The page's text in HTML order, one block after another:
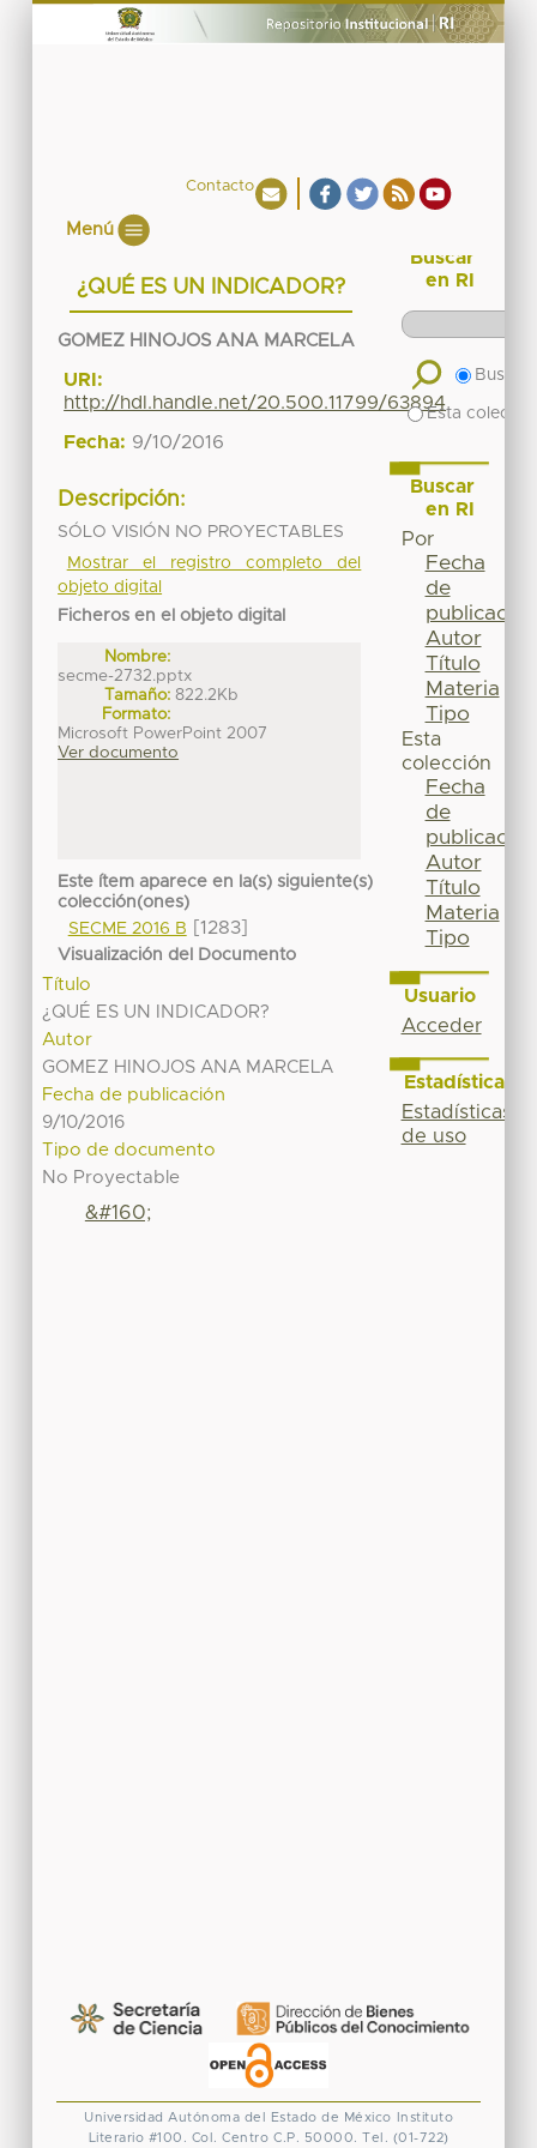
Contacto
Menú
¿QUÉ ES UN INDICADOR?
GOMEZ HINOJOS ANA MARCELA
URI:
http://hdl.handle.net/20.500.11799/63894
Fecha: 9/10/2016
Descripción:
SÓLO VISIÓN NO PROYECTABLES
Mostrar el registro completo del
objeto digital
Ficheros en el objeto digital
Nombre:
secme-2732.pptx
Tamaño: 822.2Kb
Formato:
Microsoft PowerPoint 2007
Ver documento
Este ítem aparece en la(s) siguiente(s)
colección(ones)
SECME 2016 B
[1283]
Visualización del Documento
Título
¿QUÉ ES UN INDICADOR?
Autor
GOMEZ HINOJOS ANA MARCELA
Fecha de publicación
9/10/2016
Tipo de documento
No Proyectable
&#160;
Buscar
en RI
Buscar
Esta
Buscar
en RI
Por
Fecha
de
publicación
Autor
Título
Materia
Tipo
Esta
colección
Fecha
de
publicación
Autor
Título
Materia
Tipo
Usuario
Acceder
Estadísticas
Estadísticas
de uso
Universidad Autónoma del Estado de México
Instituto
Literario #100. Col. Centro C.P. 50000. Tel. (01-722)